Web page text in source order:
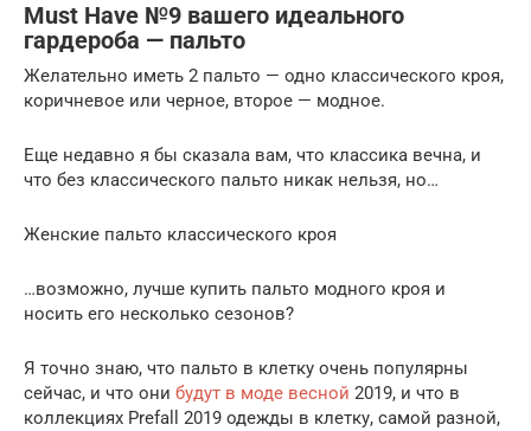
Must Have №9 вашего идеального
гардероба — пальто
Желательно иметь 2 пальто — одно классического кроя,
коричневое или черное, второе — модное.
Еще недавно я бы сказала вам, что классика вечна, и
что без классического пальто никак нельзя, но…
Женские пальто классического кроя
…возможно, лучше купить пальто модного кроя и
носить его несколько сезонов?
Я точно знаю, что пальто в клетку очень популярны
сейчас, и что они будут в моде весной 2019, и что в
коллекциях Prefall 2019 одежды в клетку, самой разной,